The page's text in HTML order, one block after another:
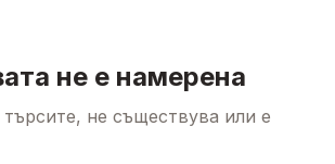
не е намерена
не съществува или е